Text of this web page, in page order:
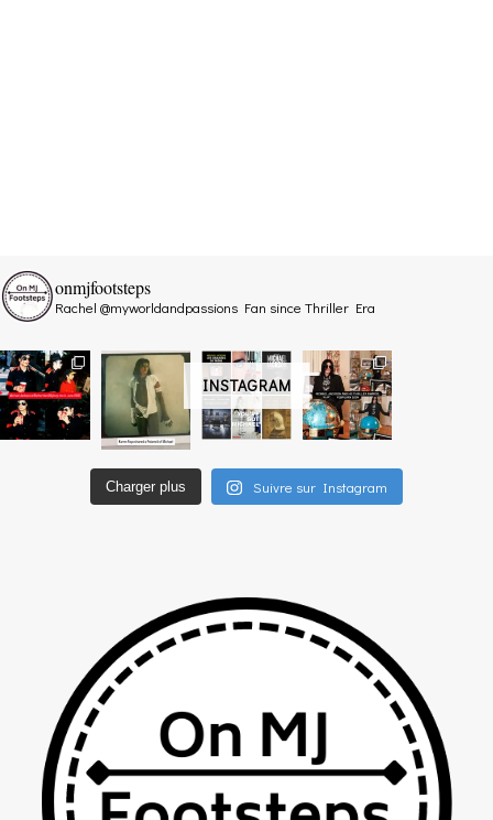
INSTAGRAM
onmjfootsteps
Rachel @myworldandpassions Fan since Thriller Era
Charger plus Suivre sur Instagram